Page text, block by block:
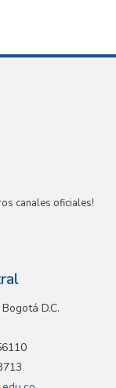
canales oficiales!
D.C.